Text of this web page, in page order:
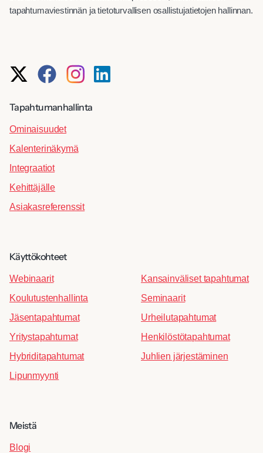
tapahtumaviestinnän ja tietoturvallisen osallistujatietojen hallinnan.
Tapahtumanhallinta
Ominaisuudet
Kalenterinäkymä
Integraatiot
Kehittäjälle
Asiakasreferenssit
Käyttökohteet
Webinaarit
Koulutustenhallinta
Jäsentapahtumat
Yritystapahtumat
Hybriditapahtumat
Lipunmyynti
Kansainväliset tapahtumat
Seminaarit
Urheilutapahtumat
Henkilöstötapahtumat
Juhlien järjestäminen
Meistä
Blogi